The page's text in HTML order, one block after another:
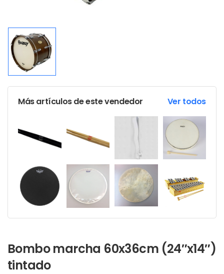
Más artículos de este vendedor Ver todos
Bombo marcha 60x36cm (24″x14″)
tintado